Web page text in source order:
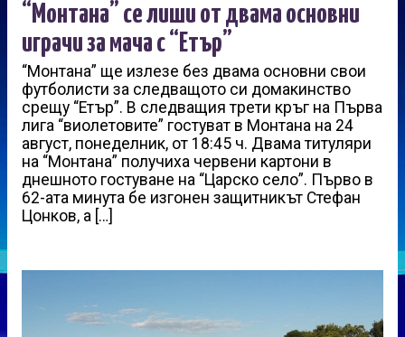
“Монтана” се лиши от двама основни
играчи за мача с “Етър”
“Монтана” ще излезе без двама основни свои
футболисти за следващото си домакинство
срещу “Етър”. В следващия трети кръг на Първа
лига “виолетовите” гостуват в Монтана на 24
август, понеделник, от 18:45 ч. Двама титуляри
на “Монтана” получиха червени картони в
днешното гостуване на “Царско село”. Първо в
62-ата минута бе изгонен защитникът Стефан
Цонков, а […]